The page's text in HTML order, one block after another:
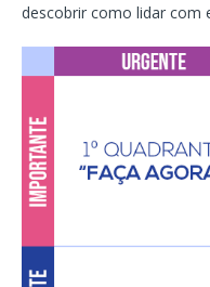
descobrir como lidar com